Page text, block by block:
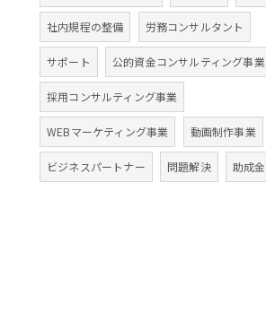
社内規程の整備 労務コンサルタント
サポート 公的資金コンサルティング事業
採用コンサルティング事業
WEBマーケティング事業 動画制作事業
ビジネスパートナー 問題解決 助成金